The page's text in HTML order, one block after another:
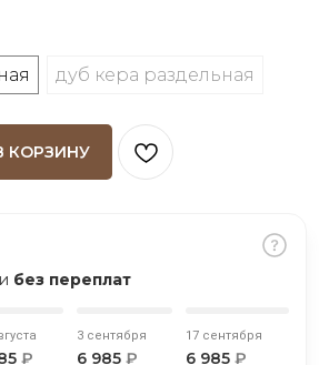
дуб кера раздельная
КОРЗИНУ
без переплат
₽
3 сентября
6 985 ₽
17 сентября
6 985₽
раз в 2 недели